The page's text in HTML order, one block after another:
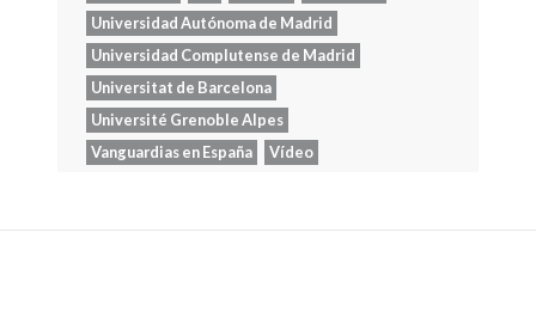
Universidad Autónoma de Madrid
Universidad Complutense de Madrid
Universitat de Barcelona
Université Grenoble Alpes
Vanguardias en España
Vídeo